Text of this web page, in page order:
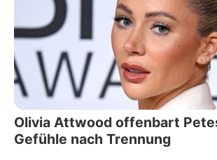
Olivia Attwood offenbart
Gefühle nach Trennung